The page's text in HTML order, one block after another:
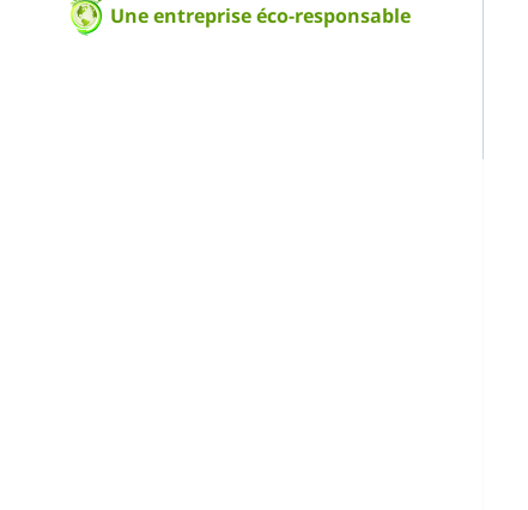
Une entreprise éco-responsable